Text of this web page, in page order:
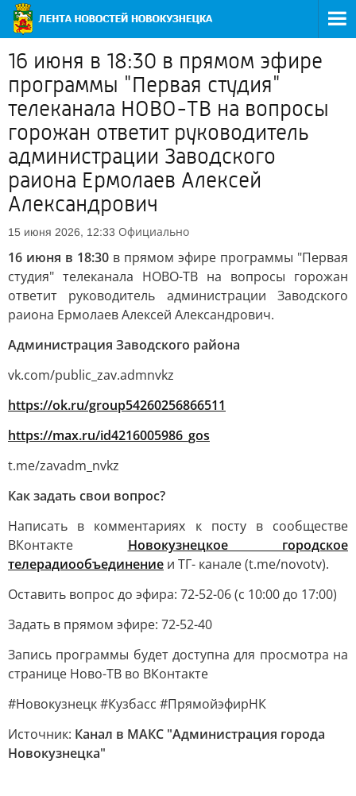
16 июня в 18:30 в прямом эфире
программы "Первая студия"
телеканала НОВО-ТВ на вопросы
горожан ответит руководитель
администрации Заводского
раиона Ермолаев Алексей
Александрович
15 июня 2026, 12:33 Официально
16 июня в 18:30 в прямом эфире программы "Первая
студия" телеканала НОВО-ТВ на вопросы горожан
ответит руководитель администрации Заводского
раиона Ермолаев Алексей Александрович.
Администрация Заводского района
vk.com/public_zav.admnvkz
https://ok.ru/group54260256866511
https://max.ru/id4216005986_gos
t.me/zavadm_nvkz
Как задать свои вопрос?
Написать в комментариях к посту в сообществе
ВКонтакте Новокузнецкое городское
телерадиообъединение и ТГ- канале (t.me/novotv).
Оставить вопрос до эфира: 72-52-06 (с 10:00 до 17:00)
Задать в прямом эфире: 72-52-40
Запись программы будет доступна для просмотра на
странице Ново-ТВ во ВКонтакте
#Новокузнецк #Кузбасс #ПрямойэфирНК
Источник: Канал в МАКС "Администрация города
Новокузнецка"